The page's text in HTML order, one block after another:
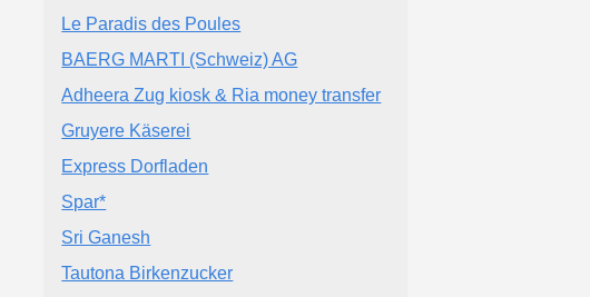
Le Paradis des Poules
BAERG MARTI (Schweiz) AG
Adheera Zug kiosk & Ria money transfer
Gruyere Käserei
Express Dorfladen
Spar*
Sri Ganesh
Tautona Birkenzucker